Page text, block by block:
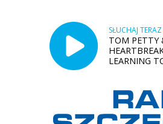
SŁUCHAJ TERAZ
TOM PETTY
LEARNING